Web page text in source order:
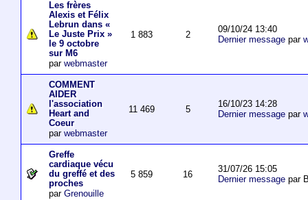
Les frères
Alexis et Félix
Lebrun dans «
Le Juste Prix »
le 9 octobre
sur M6
par webmaster
1 883 2
09/10/24 13:40
Dernier messagepar
COMMENT
AIDER
l'association
Heart and
Coeur
par webmaster
11 469 5
16/10/23 14:28
Dernier messagepar
Greffe
cardiaque vécu
du greffé et des
proches
par Grenouille
5 859 16
31/07/26 15:05
Dernier messagepar